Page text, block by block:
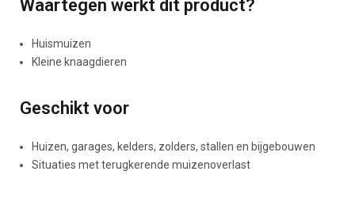
Waartegen werkt dit product?
Huismuizen
Kleine knaagdieren
Geschikt voor
Huizen, garages, kelders, zolders, stallen en bijgebouwen
Situaties met terugkerende muizenoverlast